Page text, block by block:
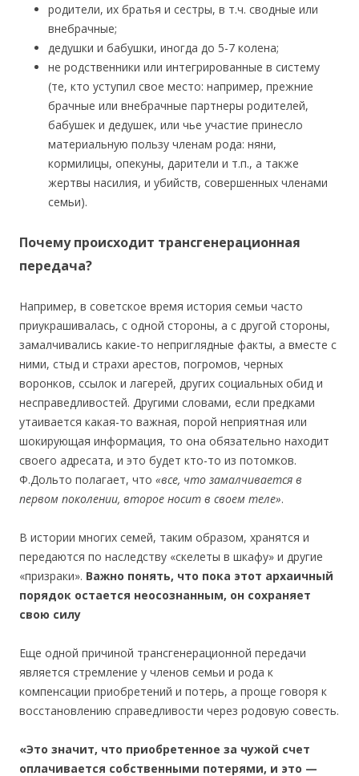
родители, их братья и сестры, в т.ч. сводные или
внебрачные;
дедушки и бабушки, иногда до 5-7 колена;
не родственники или интегрированные в систему
(те, кто уступил свое место: например, прежние
брачные или внебрачные партнеры родителей,
бабушек и дедушек, или чье участие принесло
материальную пользу членам рода: няни,
кормилицы, опекуны, дарители и т.п., а также
жертвы насилия, и убийств, совершенных членами
семьи).
Почему происходит трансгенерационная
передача?
Например, в советское время история семьи часто
приукрашивалась, с одной стороны, а с другой стороны,
замалчивались какие-то неприглядные факты, а вместе с
ними, стыд и страхи арестов, погромов, черных
воронков, ссылок и лагерей, других социальных обид и
несправедливостей. Другими словами, если предками
утаивается какая-то важная, порой неприятная или
шокирующая информация, то она обязательно находит
своего адресата, и это будет кто-то из потомков.
Ф.Дольто полагает, что «все, что замалчивается в
первом поколении, второе носит в своем теле».
В истории многих семей, таким образом, хранятся и
передаются по наследству «скелеты в шкафу» и другие
«призраки». Важно понять, что пока этот архаичный
порядок остается неосознанным, он сохраняет
свою силу
Еще одной причиной трансгенерационной передачи
является стремление у членов семьи и рода к
компенсации приобретений и потерь, а проще говоря к
восстановлению справедливости через родовую совесть.
«Это значит, что приобретенное за чужой счет
оплачивается собственными потерями, и это —